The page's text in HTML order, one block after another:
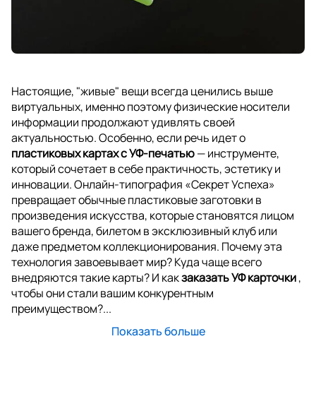
Настоящие, "живые" вещи всегда ценились выше
виртуальных, именно поэтому физические носители
информации продолжают удивлять своей
актуальностью. Особенно, если речь идет о
пластиковых картах с УФ-печатью— инструменте,
который сочетает в себе практичность, эстетику и
инновации. Онлайн-типография «Секрет Успеха»
превращает обычные пластиковые заготовки в
произведения искусства, которые становятся лицом
вашего бренда, билетом в эксклюзивный клуб или
даже предметом коллекционирования. Почему эта
технология завоевывает мир? Куда чаще всего
внедряются такие карты? И какзаказать УФ карточки,
чтобы они стали вашим конкурентным
преимуществом?...
Показать больше